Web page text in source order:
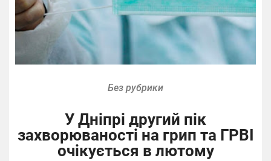
Без рубрики
У Дніпрі другий пік
захворюваності на грип та ГРВІ
очікується в лютому